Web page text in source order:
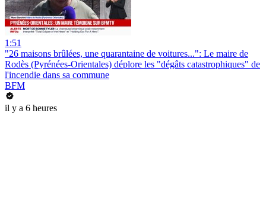
1:51
"26 maisons brûlées, une quarantaine de voitures...": Le maire de
Rodès (Pyrénées-Orientales) déplore les "dégâts catastrophiques" de
l'incendie dans sa commune
BFM
il y a 6 heures